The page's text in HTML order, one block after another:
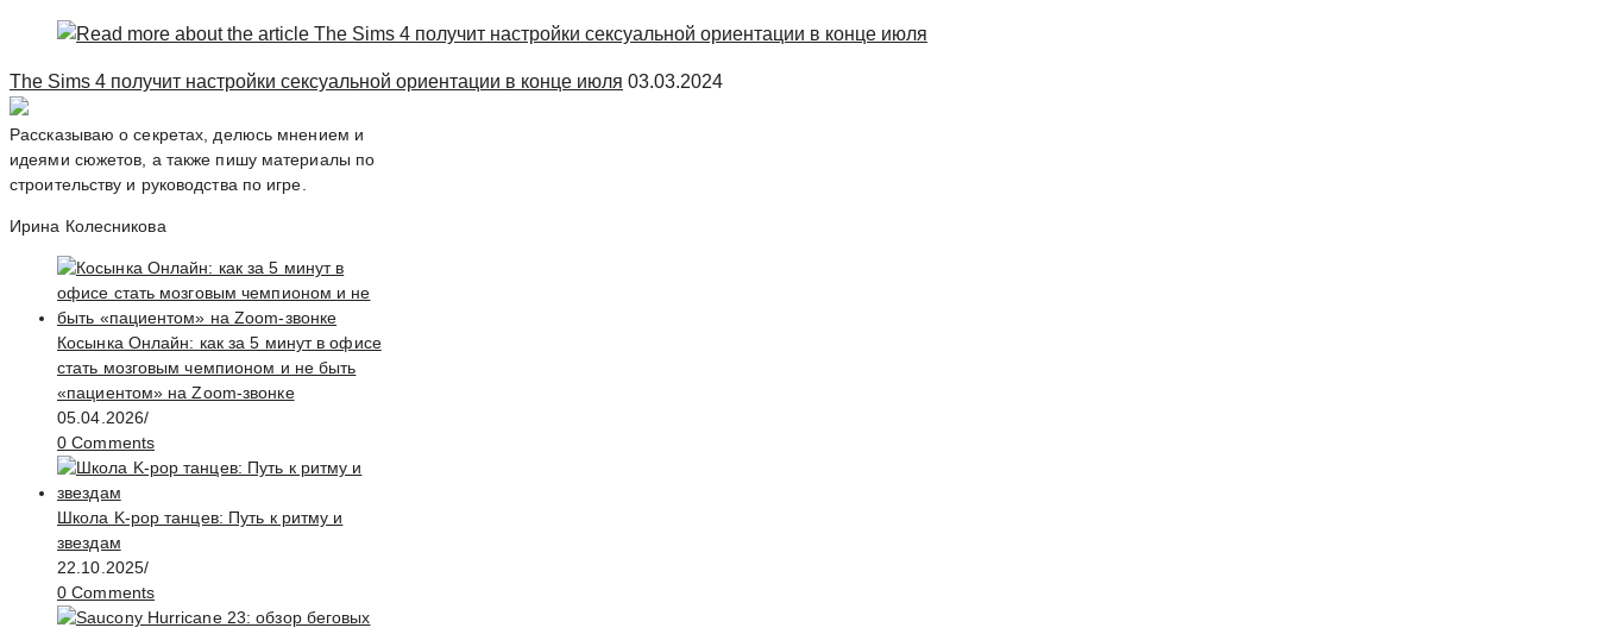
The Sims 4 получит настройки сексуальной ориентации в конце июля 03.03.2024
Рассказываю о секретах, делюсь мнением и
идеями сюжетов, а также пишу материалы по
строительству и руководства по игре.
Ирина Колесникова
Косынка Онлайн: как за 5 минут в офисе
стать мозговым чемпионом и не быть
«пациентом» на Zoom-звонке
05.04.2026/
0 Comments
Школа K-pop танцев: Путь к ритму и
звездам
22.10.2025/
0 Comments